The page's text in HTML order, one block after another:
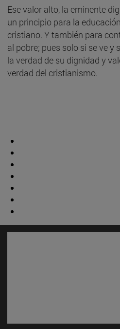
Ese valor alto, la eminente
un principio para la
cristiano. Y también para
al pobre; pues solo si se ve y
la verdad de su dignidad y
verdad del cristianismo.